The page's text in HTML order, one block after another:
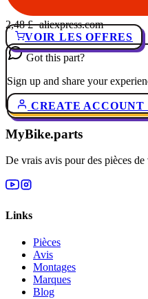
2,48 £· aliexpress.com
VOIR LES OFFRES
Got this part?
Sign up and share your
CREATE
MyBike.parts
De vrais avis pour des pièces
Links
Pièces
Avis
Montages
Marques
Blog